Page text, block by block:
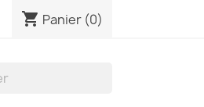
shopping_cart Panier (0)